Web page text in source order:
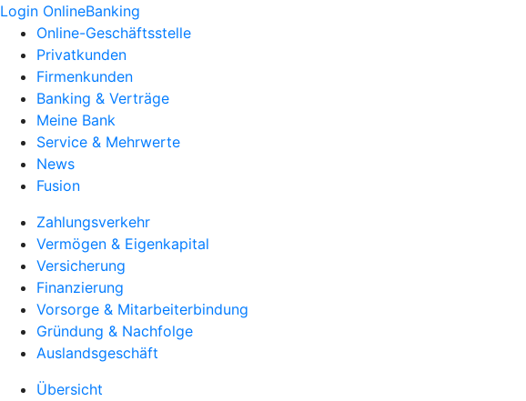
Login OnlineBanking
Online-Geschäftsstelle
Privatkunden
Firmenkunden
Banking & Verträge
Meine Bank
Service & Mehrwerte
News
Fusion
Zahlungsverkehr
Vermögen & Eigenkapital
Versicherung
Finanzierung
Vorsorge & Mitarbeiterbindung
Gründung & Nachfolge
Auslandsgeschäft
Übersicht